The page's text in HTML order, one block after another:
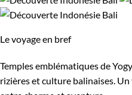
Lombok Petites
Sulawesi
Le voyage en bref
Temples emblématiques de
rizières et culture balinaises.